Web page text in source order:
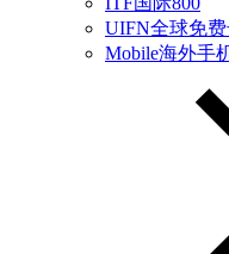
UIFN全球免
Mobile海外手